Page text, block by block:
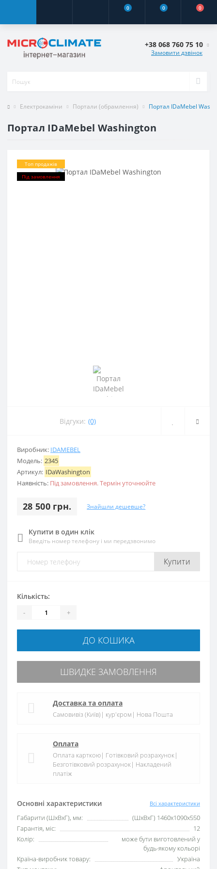
0 0 0
+38 068 760 75 10
Замовити дзвінок
Електрокаміни Портали (обрамлення) Портал IDaMebel
Портал IDaMebel Washington
Топ продажів
Під замовлення
Відгуки: (0)
Виробник: IDAMEBEL
Модель: 2345
Артикул: IDaWashington
Наявність: Під замовлення. Термін уточнюйте
28 500 грн. Знайшли дешевше?
Купити в один клік
Введіть номер телефону і ми передзвонимо
Купити
Основні характеристики Всі характеристики
Габарити (ШxВxГ), мм:
(ШхВхГ) 1460х1090х550
Гарантія, міс:
12
Колір:
може бути виготовлений у
будь-якому кольорі
Країна-виробник товару:
Україна
Кількість:
- +
ДО КОШИКА
ШВИДКЕ ЗАМОВЛЕННЯ
Доставка та оплата
Самовивіз (Київ)| кур'єром| Нова Пошта
Оплата
Оплата карткою| Готівковий розрахунок|
Безготівковий розрахунок| Накладений
платіж